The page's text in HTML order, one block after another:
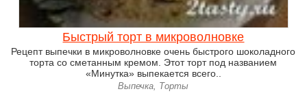
Быстрый торт в микроволновке
Рецепт выпечки в микроволновке очень быстрого шоколадного
торта со сметанным кремом. Этот торт под названием
«Минутка» выпекается всего..
Выпечка, Торты